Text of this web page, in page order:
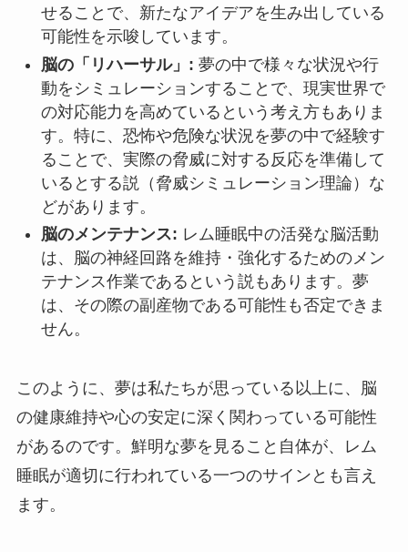
せることで、新たなアイデアを生み出している
可能性を示唆しています。
脳の「リハーサル」: 夢の中で様々な状況や行
動をシミュレーションすることで、現実世界で
の対応能力を高めているという考え方もありま
す。特に、恐怖や危険な状況を夢の中で経験す
ることで、実際の脅威に対する反応を準備して
いるとする説（脅威シミュレーション理論）な
どがあります。
脳のメンテナンス: レム睡眠中の活発な脳活動
は、脳の神経回路を維持・強化するためのメン
テナンス作業であるという説もあります。夢
は、その際の副産物である可能性も否定できま
せん。
このように、夢は私たちが思っている以上に、脳
の健康維持や心の安定に深く関わっている可能性
があるのです。鮮明な夢を見ること自体が、レム
睡眠が適切に行われている一つのサインとも言え
ます。